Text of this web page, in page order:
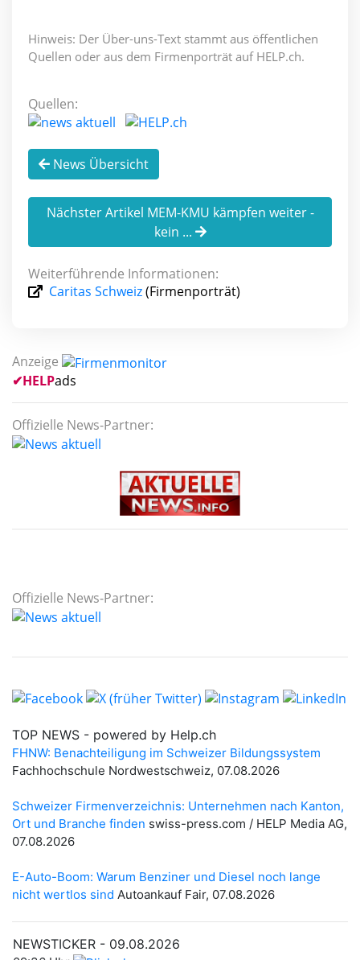
Hinweis: Der Über-uns-Text stammt aus öffentlichen
Quellen oder aus dem Firmenporträt auf HELP.ch.
Quellen:
News Übersicht
Nächster Artikel MEM-KMU kämpfen weiter -
kein ...
Weiterführende Informationen:
Caritas Schweiz(Firmenporträt)
Anzeige
✔HELPads
Offizielle News-Partner:
Offizielle News-Partner: